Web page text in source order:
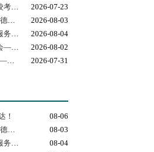
山东师范大学研究生院来我校考察研究生实习实践基地建设
2026-07-23
我校5个项目成功入围第三届德州市黄炎培职业教育创新创业大赛决...
2026-08-03
求职能力实训进校园暨校地服务签约仪式在我校举行
2026-08-04
从新青年音乐节到群星演唱会——为什么又是德工？
2026-08-02
致敬退役军人 凝聚奋进力量 —— 我校开展 “八一建军节” 拥军茶...
2026-07-31
！
08-06
我校5个项目成功入围第三届德州市黄炎培职业教育创新创业大赛决赛
08-03
求职能力实训进校园暨校地服务签约仪式在我校举行
08-04